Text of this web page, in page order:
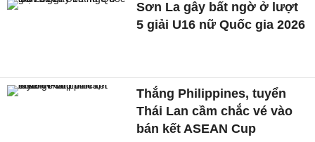
Sơn La gây bất ngờ ở lượt
5 giải U16 nữ Quốc gia 2026
Thắng Philippines, tuyển
Thái Lan cầm chắc vé vào
bán kết ASEAN Cup